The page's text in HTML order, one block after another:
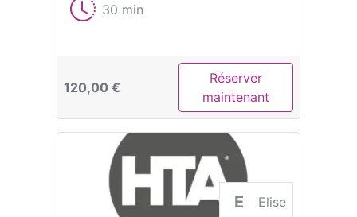
30 min
120,00 €
Réserver
maintenant
E Elise